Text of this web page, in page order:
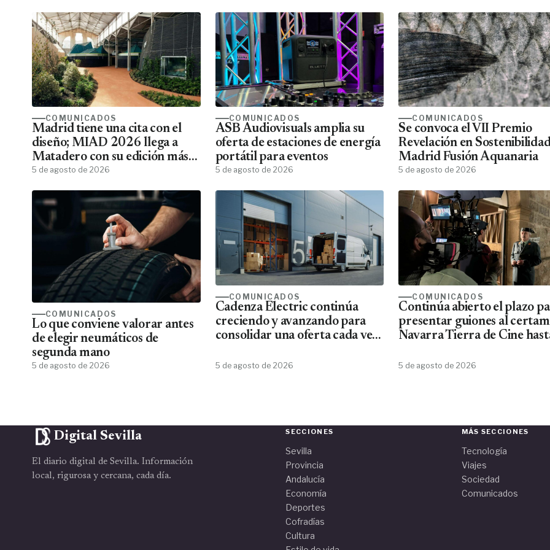
COMUNICADOS
Madrid tiene una cita con el
diseño; MIAD 2026 llega a
Matadero con su edición más
ambiciosa
5 de agosto de 2026
COMUNICADOS
ASB Audiovisuals amplia su
oferta de estaciones de energía
portátil para eventos
5 de agosto de 2026
COMUNICADOS
Se convoca el VII Premio
Revelación en
Madrid Fusión Aquanaria
5 de agosto de 2026
COMUNICADOS
Lo que conviene valorar antes
de elegir neumáticos de
segunda mano
5 de agosto de 2026
COMUNICADOS
Cadenza Electric continúa
creciendo y avanzando para
consolidar una oferta cada vez
eléctrico Schneider
5 de agosto de 2026
COMUNICADOS
Continúa abierto el plazo
presentar guiones al
Navarra Tierra de Cine
5 de agosto de 2026
Digital Sevilla
El diario digital de Sevilla. Información
local, rigurosa y cercana, cada día.
SECCIONES
Sevilla
Provincia
Andalucía
Economía
Deportes
Cofradías
Cultura
MÁS SECCIONES
Tecnología
Viajes
Sociedad
Comunicados